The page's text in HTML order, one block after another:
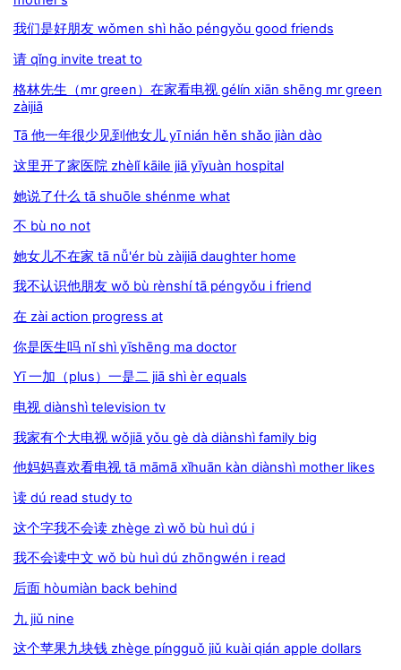
我们是好朋友 wǒmen shì hǎo péngyǒu good friends
请 qǐng invite treat to
格林先生（mr green）在家看电视 gélín xiān shēng mr green
zàijiā
Tā 他一年很少见到他女儿 yī nián hěn shǎo jiàn dào
这里开了家医院 zhèlǐ kāile jiā yīyuàn hospital
她说了什么 tā shuōle shénme what
不 bù no not
她女儿不在家 tā nǚ'ér bù zàijiā daughter home
我不认识他朋友 wǒ bù rènshí tā péngyǒu i friend
在 zài action progress at
你是医生吗 nǐ shì yīshēng ma doctor
Yī 一加（plus）一是二 jiā shì èr equals
电视 diànshì television tv
我家有个大电视 wǒjiā yǒu gè dà diànshì family big
他妈妈喜欢看电视 tā māmā xǐhuān kàn diànshì mother likes
读 dú read study to
这个字我不会读 zhège zì wǒ bù huì dú i
我不会读中文 wǒ bù huì dú zhōngwén i read
后面 hòumiàn back behind
九 jiǔ nine
这个苹果九块钱 zhège píngguǒ jiǔ kuài qián apple dollars